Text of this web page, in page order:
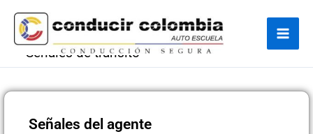
contenidoSeñales de tránsito
Señales del agente
de
entradas